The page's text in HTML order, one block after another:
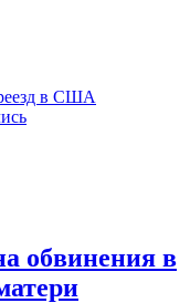
в США
обвинения в